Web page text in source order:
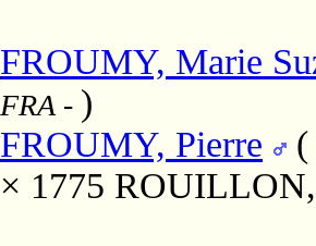
FROUMY, Marie
FRA - )
FROUMY, Pierre
× 1775